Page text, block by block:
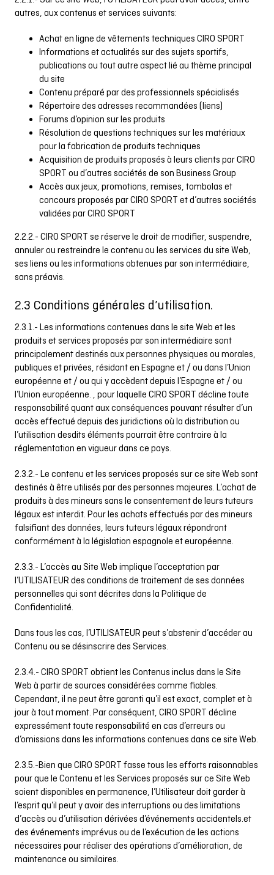
autres, aux contenus et services suivants:
Achat en ligne de vêtements techniques CIRO SPORT
Informations et actualités sur des sujets sportifs,
publications ou tout autre aspect lié au thème principal
du site
Contenu préparé par des professionnels spécialisés
Répertoire des adresses recommandées (liens)
Forums d’opinion sur les produits
Résolution de questions techniques sur les matériaux
pour la fabrication de produits techniques
Acquisition de produits proposés à leurs clients par CIRO
SPORT ou d’autres sociétés de son Business Group
Accès aux jeux, promotions, remises, tombolas et
concours proposés par CIRO SPORT et d’autres sociétés
validées par CIRO SPORT
2.2.2.- CIRO SPORT se réserve le droit de modifier, suspendre,
annuler ou restreindre le contenu ou les services du site Web,
ses liens ou les informations obtenues par son intermédiaire,
sans préavis.
2.3 Conditions générales d’utilisation.
2.3.1.- Les informations contenues dans le site Web et les
produits et services proposés par son intermédiaire sont
principalement destinés aux personnes physiques ou morales,
publiques et privées, résidant en Espagne et / ou dans l’Union
européenne et / ou qui y accèdent depuis l’Espagne et / ou
l’Union européenne. , pour laquelle CIRO SPORT décline toute
responsabilité quant aux conséquences pouvant résulter d’un
accès effectué depuis des juridictions où la distribution ou
l’utilisation desdits éléments pourrait être contraire à la
réglementation en vigueur dans ce pays.
2.3.2.- Le contenu et les services proposés sur ce site Web sont
destinés à être utilisés par des personnes majeures. L’achat de
produits à des mineurs sans le consentement de leurs tuteurs
légaux est interdit. Pour les achats effectués par des mineurs
falsifiant des données, leurs tuteurs légaux répondront
conformément à la législation espagnole et européenne.
2.3.3.- L’accès au Site Web implique l’acceptation par
l’UTILISATEUR des conditions de traitement de ses données
personnelles qui sont décrites dans la Politique de
Confidentialité.
Dans tous les cas, l’UTILISATEUR peut s’abstenir d’accéder au
Contenu ou se désinscrire des Services.
2.3.4.- CIRO SPORT obtient les Contenus inclus dans le Site
Web à partir de sources considérées comme fiables.
Cependant, il ne peut être garanti qu’il est exact, complet et à
jour à tout moment. Par conséquent, CIRO SPORT décline
expressément toute responsabilité en cas d’erreurs ou
d’omissions dans les informations contenues dans ce site Web.
2.3.5.-Bien que CIRO SPORT fasse tous les efforts raisonnables
pour que le Contenu et les Services proposés sur ce Site Web
soient disponibles en permanence, l’Utilisateur doit garder à
l’esprit qu’il peut y avoir des interruptions ou des limitations
d’accès ou d’utilisation dérivées d’événements accidentels.et
des événements imprévus ou de l’exécution de les actions
nécessaires pour réaliser des opérations d’amélioration, de
maintenance ou similaires.